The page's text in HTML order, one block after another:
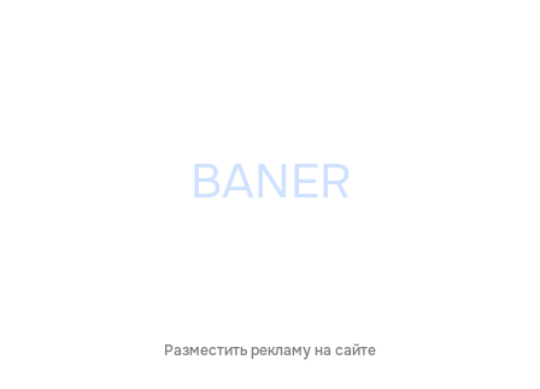
Разместить рекламу на сайте